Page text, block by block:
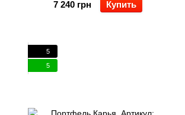
7 240 грн
Купить
5
5